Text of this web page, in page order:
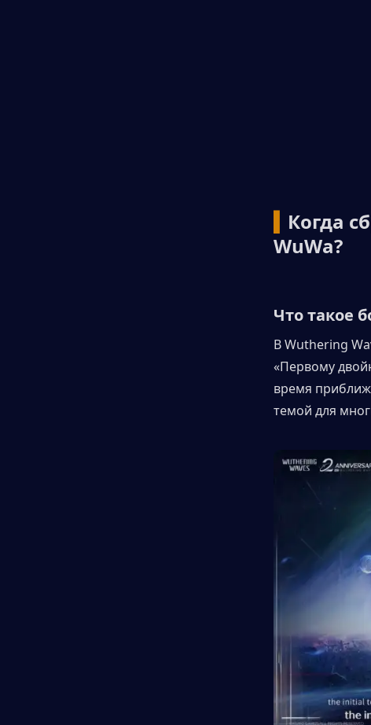
Когда
WuWa?
Что такое
В Wuthering
«Первому
время
темой для